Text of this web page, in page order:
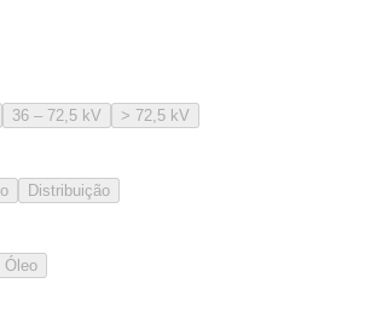
36 – 72,5 kV > 72,5 kV
Distribuição
Óleo